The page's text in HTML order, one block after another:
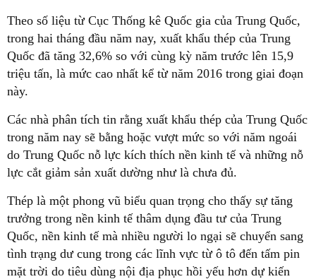
Theo số liệu từ Cục Thống kê Quốc gia của Trung Quốc,
trong hai tháng đầu năm nay, xuất khẩu thép của Trung
Quốc đã tăng 32,6% so với cùng kỳ năm trước lên 15,9
triệu tấn, là mức cao nhất kể từ năm 2016 trong giai đoạn
này.
Các nhà phân tích tin rằng xuất khẩu thép của Trung Quốc
trong năm nay sẽ bằng hoặc vượt mức so với năm ngoái
do Trung Quốc nỗ lực kích thích nền kinh tế và những nỗ
lực cắt giảm sản xuất dường như là chưa đủ.
Thép là một phong vũ biểu quan trọng cho thấy sự tăng
trưởng trong nền kinh tế thâm dụng đầu tư của Trung
Quốc, nền kinh tế mà nhiều người lo ngại sẽ chuyển sang
tình trạng dư cung trong các lĩnh vực từ ô tô đến tấm pin
mặt trời do tiêu dùng nội địa phục hồi yếu hơn dự kiến